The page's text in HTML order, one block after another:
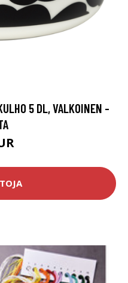
5 DL, VALKOINEN -